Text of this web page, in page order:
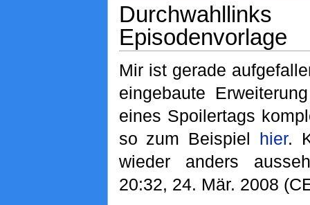
Episodenvorlage
Mir ist gerade
eingebaute
eines Spoilertags
so zum Beispiel hier.
wieder anders
20:32, 24. Mär. 2008